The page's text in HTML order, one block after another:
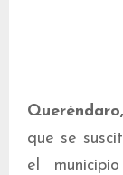
que se
el